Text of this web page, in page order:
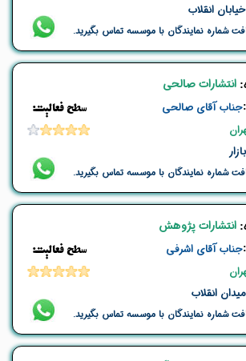
انقلاب
شماره نمایندگان با موسسه تماس بگیرید.
​​سطح فعالیت: جناب آقای صالحی
شماره نمایندگان با موسسه تماس بگیرید.
انتشارات صالحی
انقلاب
​​سطح فعالیت: جناب آقای اشرفی
شماره نمایندگان با موسسه تماس بگیرید.
انتشارات پژوهش